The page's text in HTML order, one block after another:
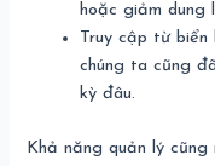
hoặc giảm
Truy cập từ
chúng ta cũng
kỳ đâu.
Khả năng quản lý cũng